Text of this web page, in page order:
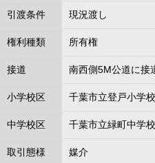
引渡条件 現況渡し
権利種類 所有権
接道 南西側5M公道に接
小学校区 千葉市立登戸小学
中学校区 千葉市立緑町中学
取引態様 媒介